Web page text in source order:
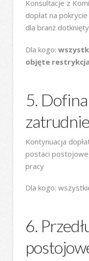
Konsultacje z
dopłat na
dla branż
Dla kogo:
objęte
5.
Kontynuacja
postaci
pracy
Dla kogo:
6.